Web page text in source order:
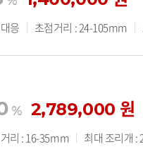
응 초점거리 : 24-105mm
% 2,789,000 원
리 : 16-35mm 최대 조리개 :